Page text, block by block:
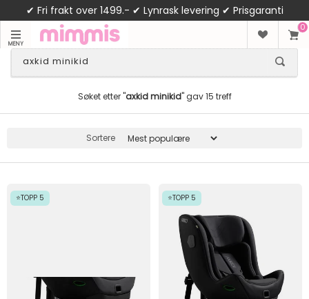
✔ Fri frakt over 1499.- ✔ Lynrask levering ✔ Prisgaranti
MENY
0
Søket etter "axkid minikid" gav 15 treff
Sortere
⭐TOPP 5 ⭐TOPP 5